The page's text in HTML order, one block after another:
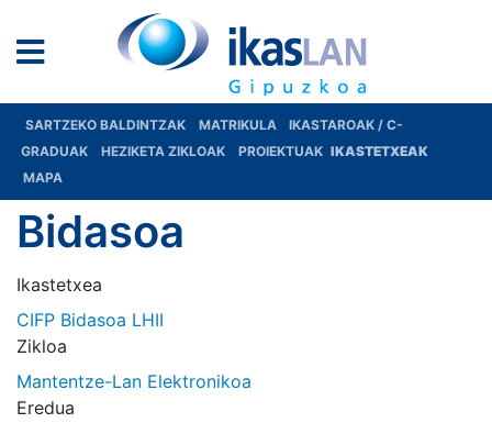
SARTZEKO BALDINTZAK MATRIKULA
IKASTAROAK / C-
GRADUAK
HEZIKETA ZIKLOAK PROIEKTUAK IKASTETXEAK
MAPA
Bidasoa
Ikastetxea
CIFP Bidasoa LHII
Zikloa
Mantentze-Lan Elektronikoa
Eredua